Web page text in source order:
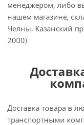
менеджером, либо
нашем магазине,
Челны, Казанский
2000)
Доставка товара в
транспортными